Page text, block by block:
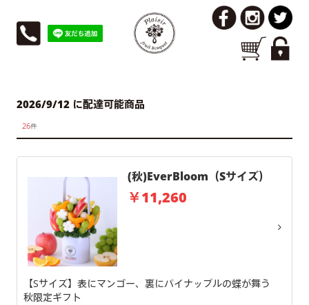
2026/9/12 に配達可能商品
26件
(秋)EverBloom（Sサイズ）
￥11,260
【Sサイズ】表にマンゴー、裏にパイナップルの蝶が舞う
秋限定ギフト